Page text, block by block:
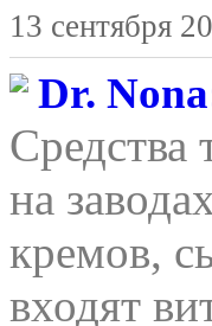
13 сентября
Dr.
Средства
на
кремов,
входят